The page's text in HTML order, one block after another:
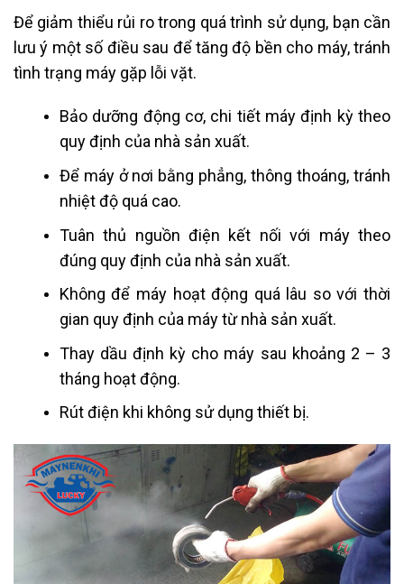
Để giảm thiểu rủi ro trong quá trình sử dụng, bạn cần
lưu ý một số điều sau để tăng độ bền cho máy, tránh
tình trạng máy gặp lỗi vặt.
Bảo dưỡng động cơ, chi tiết máy định kỳ theo
quy định của nhà sản xuất.
Để máy ở nơi bằng phẳng, thông thoáng, tránh
nhiệt độ quá cao.
Tuân thủ nguồn điện kết nối với máy theo
đúng quy định của nhà sản xuất.
Không để máy hoạt động quá lâu so với thời
gian quy định của máy từ nhà sản xuất.
Thay dầu định kỳ cho máy sau khoảng 2 – 3
tháng hoạt động.
Rút điện khi không sử dụng thiết bị.